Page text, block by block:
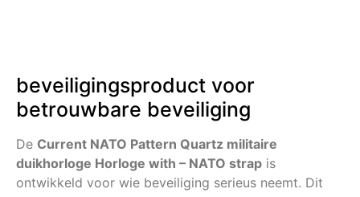
beveiligingsproduct voor
betrouwbare beveiliging
De Current NATO Pattern Quartz militaire
duikhorloge Horloge with – NATO strap is
ontwikkeld voor wie beveiliging serieus neemt. Dit